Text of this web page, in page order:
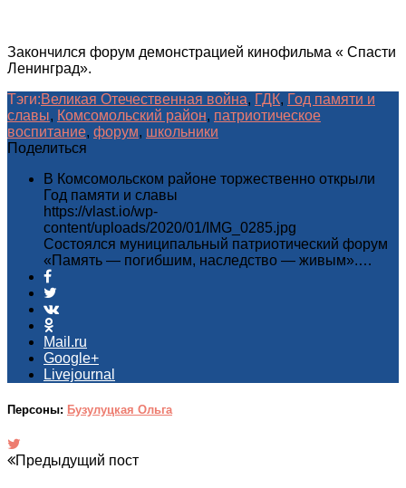
Закончился форум демонстрацией кинофильма « Спасти
Ленинград».
Тэги:Великая Отечественная война, ГДК, Год памяти и
славы, Комсомольский район, патриотическое
воспитание, форум, школьники
Поделиться
В Комсомольском районе торжественно открыли
Год памяти и славы
https://vlast.io/wp-
content/uploads/2020/01/IMG_0285.jpg
Состоялся муниципальный патриотический форум
«Память — погибшим, наследство — живым».…
Mail.ru
Google+
Livejournal
Персоны: Бузулуцкая Ольга
Предыдущий пост